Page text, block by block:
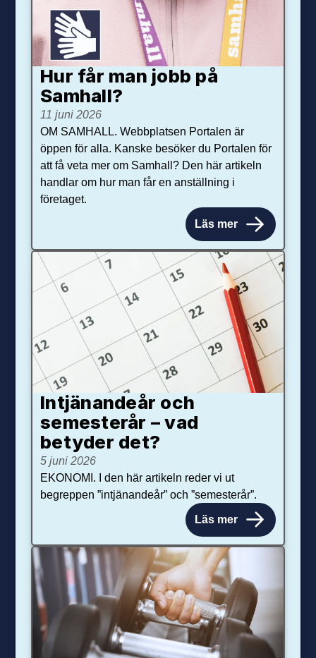
Hur får man jobb på
Samhall?
11 juni 2026
OM SAMHALL. Webbplatsen Portalen är
öppen för alla. Kanske besöker du Portalen för
att få veta mer om Samhall? Den här artikeln
handlar om hur man får en anställning i
företaget.
Läs mer
Intjänandeår och
semesterår – vad
betyder det?
5 juni 2026
EKONOMI. I den här artikeln reder vi ut
begreppen ”intjänandeår” och ”semesterår”.
Läs mer